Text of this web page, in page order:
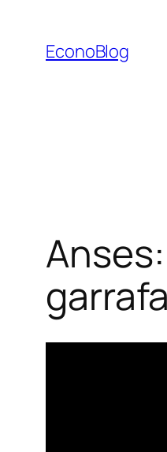
contenido
EconoBlog